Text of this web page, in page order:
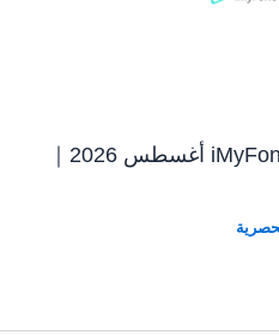
رمز خصم iMyFone TopClipper أغسطس 2026｜